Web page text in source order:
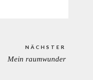
NÄCHSTER
Mein raumwunder